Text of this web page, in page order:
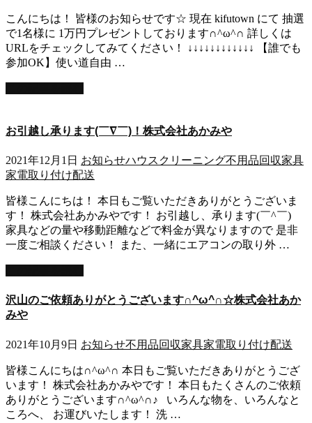
こんにちは！ 皆様のお知らせです☆ 現在 kifutown にて 抽選
で1名様に 1万円プレゼントしております∩^ω^∩ 詳しくは
URLをチェックしてみてください！ ↓↓↓↓↓↓↓↓↓↓↓↓ 【誰でも
参加OK】使い道自由 …
お引越し承ります(￣∇￣)！株式会社あかみや
2021年12月1日 お知らせハウスクリーニング不用品回収家具
家電取り付け配送
皆様こんにちは！ 本日もご覧いただきありがとうございま
す！ 株式会社あかみやです！ お引越し、承ります(￣^￣)ゞ
家具などの量や移動距離などで料金が異なりますので 是非
一度ご相談ください！ また、一緒にエアコンの取り外 …
沢山のご依頼ありがとうございます∩^ω^∩☆株式会社あか
みや
2021年10月9日 お知らせ不用品回収家具家電取り付け配送
皆様こんにちは∩^ω^∩ 本日もご覧いただきありがとうござ
います！ 株式会社あかみやです！ 本日もたくさんのご依頼
ありがとうございます∩^ω^∩♪ いろんな物を、いろんなと
ころへ、 お運びいたします！ 洗 …